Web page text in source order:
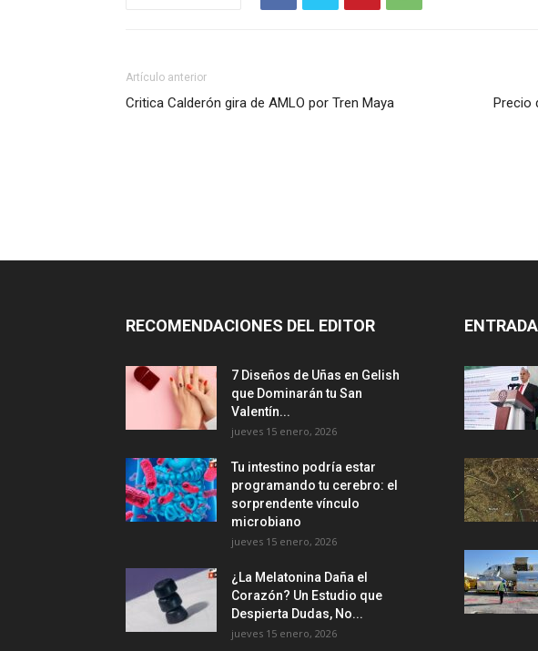
Artículo anterior
Critica Calderón gira de AMLO por Tren Maya
Precio
RECOMENDACIONES DEL EDITOR
7 Diseños de Uñas en Gelish
que Dominarán tu San
Valentín...
jueves 15 enero, 2026
Tu intestino podría estar
programando tu cerebro: el
sorprendente vínculo
microbiano
jueves 15 enero, 2026
¿La Melatonina Daña el
Corazón? Un Estudio que
Despierta Dudas, No...
jueves 15 enero, 2026